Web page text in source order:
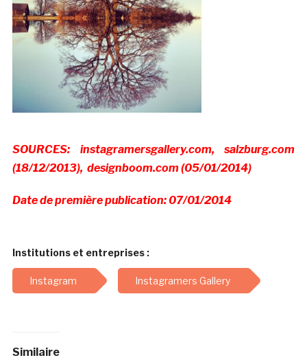
SOURCES: instagramersgallery.com, salzburg.com
(18/12/2013), designboom.com (05/01/2014)
Date de première publication: 07/01/2014
Institutions et entreprises :
Instagram Instagramers Gallery
Similaire